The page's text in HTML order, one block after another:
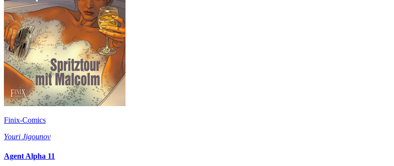
Finix-Comics
Youri Jigounov
Agent Alpha 11